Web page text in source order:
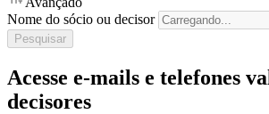
Nome do sócio ou decisor
Pesquisar
Acesse e-mails e telefones
decisores